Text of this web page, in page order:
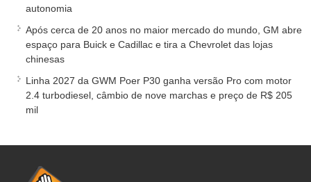
autonomia
Após cerca de 20 anos no maior mercado do mundo, GM abre
espaço para Buick e Cadillac e tira a Chevrolet das lojas
chinesas
Linha 2027 da GWM Poer P30 ganha versão Pro com motor
2.4 turbodiesel, câmbio de nove marchas e preço de R$ 205
mil